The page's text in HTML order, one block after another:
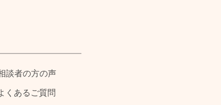
談者の方の声
くあるご質問